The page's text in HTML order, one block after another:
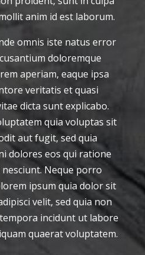
anim id est laborum.
omnis iste natus error
doloremque
aperiam, eaque ipsa
veritatis et quasi
dicta sunt explicabo.
quia voluptas sit
aut fugit, sed quia
dolores eos qui ratione
Neque porro
ipsum quia dolor sit
velit, sed quia non
incidunt ut labore
quaerat voluptatem.